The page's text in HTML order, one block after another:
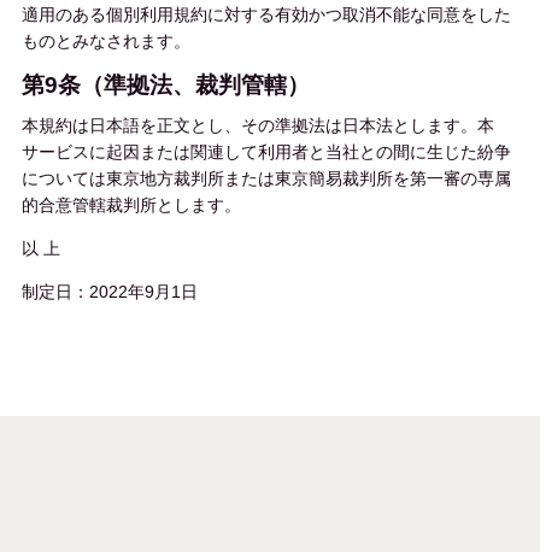
適用のある個別利用規約に対する有効かつ取消不能な同意をした
ものとみなされます。
第9条（準拠法、裁判管轄）
本規約は日本語を正文とし、その準拠法は日本法とします。本
サービスに起因または関連して利用者と当社との間に生じた紛争
については東京地方裁判所または東京簡易裁判所を第一審の専属
的合意管轄裁判所とします。
以 上
制定日：2022年9月1日